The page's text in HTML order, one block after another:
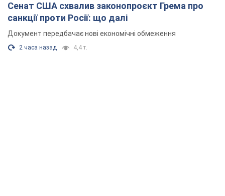
Сенат США схвалив законопроєкт Грема про
санкції проти Росії: що далі
Документ передбачає нові економічні обмеження
2 часа назад 4,4 т.